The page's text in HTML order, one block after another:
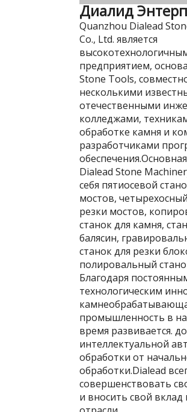
Диалид
Quanzhou Dialead
Co., Ltd. является
предприятием,
Stone Tools,
несколькими
отечественными
колледжами,
обработке камня и
разработчиками
Dialead Stone
себя пятиосевой
мостов,
резки мостов,
станок для камня,
балясин,
станок для резки
полировальный
Благодаря
технологическим
промышленность в
время развивается. до
интеллектуальной
обработки от
обработки.Dialead
совершенствовать
и вносить свой вклад